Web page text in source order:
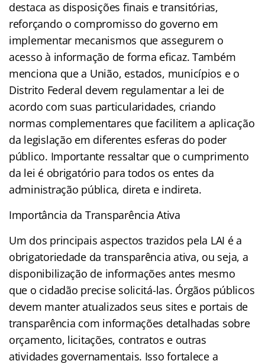
destaca as disposições finais e transitórias,
reforçando o compromisso do governo em
implementar mecanismos que assegurem o
acesso à informação de forma eficaz. Também
menciona que a União, estados, municípios e o
Distrito Federal devem regulamentar a lei de
acordo com suas particularidades, criando
normas complementares que facilitem a aplicação
da legislação em diferentes esferas do poder
público. Importante ressaltar que o cumprimento
da lei é obrigatório para todos os entes da
administração pública, direta e indireta.
Importância da Transparência Ativa
Um dos principais aspectos trazidos pela LAI é a
obrigatoriedade da transparência ativa, ou seja, a
disponibilização de informações antes mesmo
que o cidadão precise solicitá-las. Órgãos públicos
devem manter atualizados seus sites e portais de
transparência com informações detalhadas sobre
orçamento, licitações, contratos e outras
atividades governamentais. Isso fortalece a